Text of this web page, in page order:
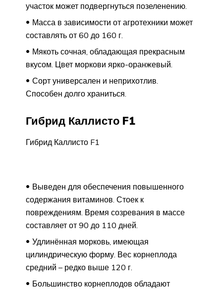
участок может подвергнуться позеленению.
Масса в зависимости от агротехники может
составлять от 60 до 160 г.
Мякоть сочная, обладающая прекрасным
вкусом. Цвет моркови ярко-оранжевый.
Сорт универсален и неприхотлив.
Способен долго храниться.
Гибрид Каллисто F1
Гибрид Каллисто F1
Выведен для обеспечения повышенного
содержания витаминов. Стоек к
повреждениям. Время созревания в массе
составляет от 90 до 110 дней.
Удлинённая морковь, имеющая
цилиндрическую форму. Вес корнеплода
средний – редко выше 120 г.
Большинство корнеплодов обладают